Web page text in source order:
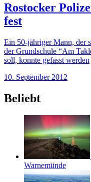
Rostocker
fest
Ein 50-jähriger Mann, der
der Grundschule “Am
soll, konnte gefasst werden
10. September 2012
Beliebt
Warnemünde